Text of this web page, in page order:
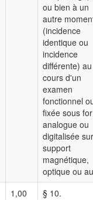
ou bien à un
autre
(incidence
identique ou
incidence
différente) au
cours d'un
examen
fonctionnel
fixée sous
analogue ou
digitalisée
support
magnétique,
optique ou
1,00
§ 10.